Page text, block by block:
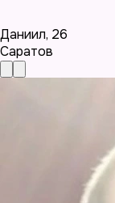
Даниил, 26
Саратов